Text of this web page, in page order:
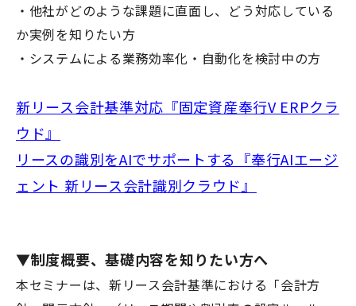
・他社がどのような課題に直面し、どう対応している
か実例を知りたい方
・システムによる業務効率化・自動化を検討中の方
新リース会計基準対応『固定資産奉行V ERPクラ
ウド』
リースの識別をAIでサポートする『奉行AIエージ
ェント 新リース会計識別クラウド』
▼制度概要、基礎内容を知りたい方へ
本セミナーは、新リース会計基準における「会計方